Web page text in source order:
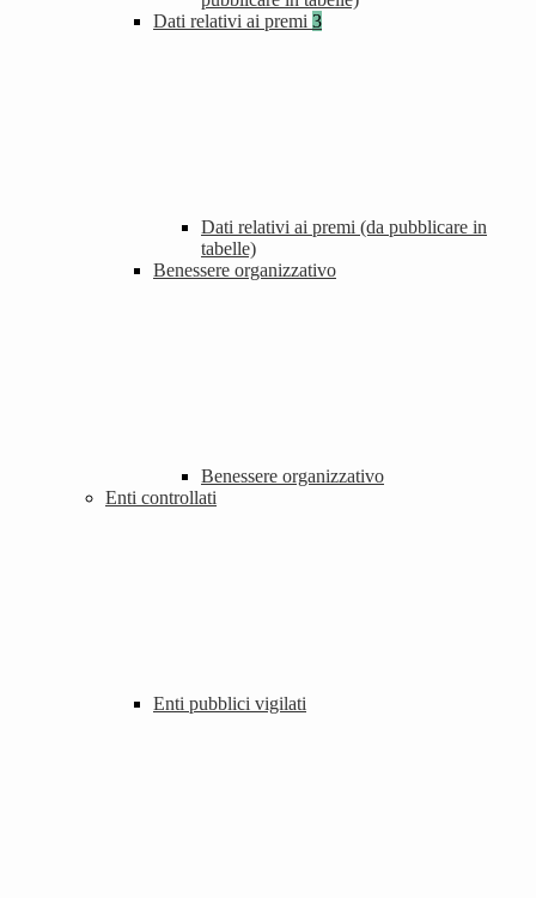
Dati relativi ai premi 3
Dati relativi ai premi (da pubblicare in
tabelle)
Benessere organizzativo
Benessere organizzativo
Enti controllati
Enti pubblici vigilati